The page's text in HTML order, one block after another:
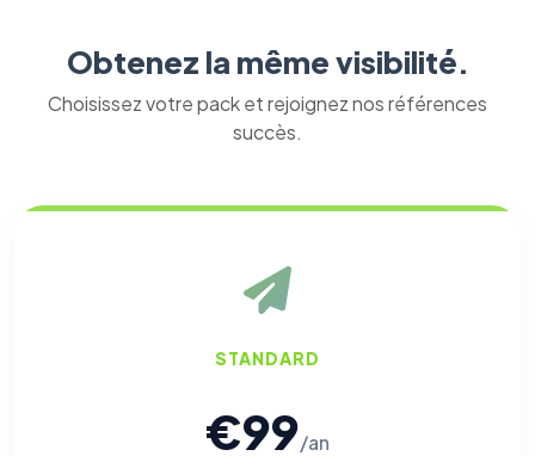
Obtenez la même visibilité.
Choisissez votre pack et rejoignez nos références
succès.
STANDARD
€99/an